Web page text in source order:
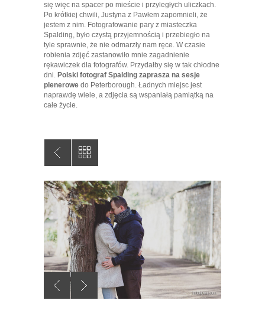
się więc na spacer po mieście i przyległych uliczkach.
Po krótkiej chwili, Justyna z Pawłem zapomnieli, że
jestem z nim. Fotografowanie pary z miasteczka
Spalding, było czystą przyjemnością i przebiegło na
tyle sprawnie, że nie odmarzły nam ręce. W czasie
robienia zdjęć zastanowiło mnie zagadnienie
rękawiczek dla fotografów. Przydałby się w tak chłodne
dni. Polski fotograf Spalding zaprasza na sesje
plenerowe do Peterborough. Ładnych miejsc jest
naprawdę wiele, a zdjęcia są wspaniałą pamiątką na
całe życie.